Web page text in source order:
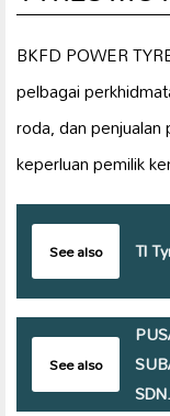
BKFD POWER
pelbagai
roda, dan
keperluan pemilik
See also Tl
See also